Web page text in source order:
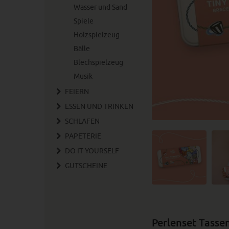
Wasser und Sand
Spiele
Holzspielzeug
Bälle
Blechspielzeug
Musik
FEIERN
ESSEN UND TRINKEN
SCHLAFEN
PAPETERIE
DO IT YOURSELF
GUTSCHEINE
Perlenset